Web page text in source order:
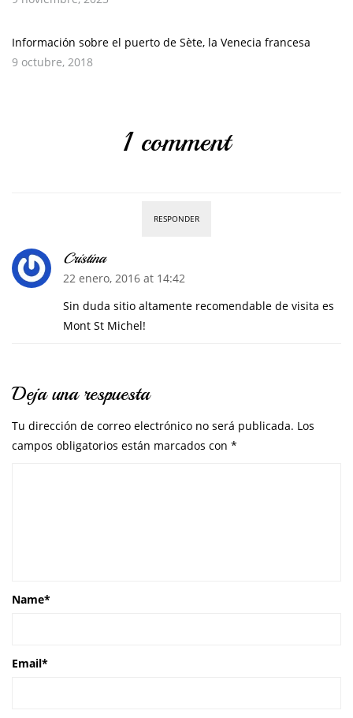
Información sobre el puerto de Sète, la Venecia francesa
9 octubre, 2018
1 comment
RESPONDER
Cristina
22 enero, 2016 at 14:42
Sin duda sitio altamente recomendable de visita es
Mont St Michel!
Deja una respuesta
Tu dirección de correo electrónico no será publicada. Los
campos obligatorios están marcados con *
Name*
Email*